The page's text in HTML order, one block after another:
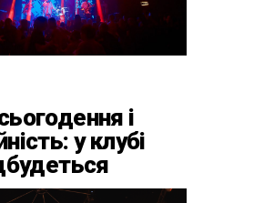
і
у клубі
«ГОМІН»